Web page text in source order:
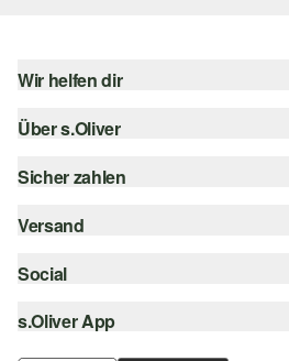
Wir helfen dir
Hilfe & FAQ
Größenberatung
Über s.Oliver
Newsletter
s.Oliver Card
Wunschliste
Sicher zahlen
Rechnung
Kreditkarte
Versand
Sendungsverfolgung
SwissPost
Social
instagram
s.Oliver App